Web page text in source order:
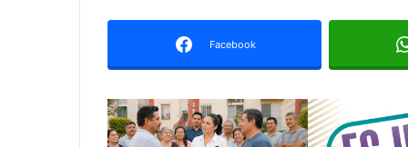
Facebook